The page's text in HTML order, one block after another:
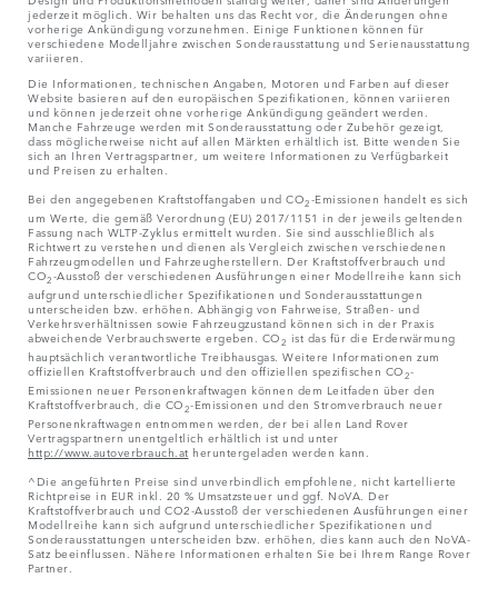
jederzeit möglich. Wir behalten uns das Recht vor, die Änderungen ohne
vorherige Ankündigung vorzunehmen. Einige Funktionen können für
verschiedene Modelljahre zwischen Sonderausstattung und Serienausstattung
variieren.
Die Informationen, technischen Angaben, Motoren und Farben auf dieser
Website basieren auf den europäischen Spezifikationen, können variieren
und können jederzeit ohne vorherige Ankündigung geändert werden.
Manche Fahrzeuge werden mit Sonderausstattung oder Zubehör gezeigt,
dass möglicherweise nicht auf allen Märkten erhältlich ist. Bitte wenden Sie
sich an Ihren Vertragspartner, um weitere Informationen zu Verfügbarkeit
und Preisen zu erhalten.
Bei den angegebenen Kraftstoffangaben und CO2-Emissionen handelt es sich
um Werte, die gemäß Verordnung (EU) 2017/1151 in der jeweils geltenden
Fassung nach WLTP-Zyklus ermittelt wurden. Sie sind ausschließlich als
Richtwert zu verstehen und dienen als Vergleich zwischen verschiedenen
Fahrzeugmodellen und Fahrzeugherstellern. Der Kraftstoffverbrauch und
CO2-Ausstoß der verschiedenen Ausführungen einer Modellreihe kann sich
aufgrund unterschiedlicher Spezifikationen und Sonderausstattungen
unterscheiden bzw. erhöhen. Abhängig von Fahrweise, Straßen- und
Verkehrsverhältnissen sowie Fahrzeugzustand können sich in der Praxis
abweichende Verbrauchswerte ergeben. CO2 ist das für die Erderwärmung
hauptsächlich verantwortliche Treibhausgas. Weitere Informationen zum
offiziellen Kraftstoffverbrauch und den offiziellen spezifischen CO2-
Emissionen neuer Personenkraftwagen können dem Leitfaden über den
Kraftstoffverbrauch, die CO2-Emissionen und den Stromverbrauch neuer
Personenkraftwagen entnommen werden, der bei allen Land Rover
Vertragspartnern unentgeltlich erhältlich ist und unter
http://www.autoverbrauch.at heruntergeladen werden kann.
^Die angeführten Preise sind unverbindlich empfohlene, nicht kartellierte
Richtpreise in EUR inkl. 20 % Umsatzsteuer und ggf. NoVA. Der
Kraftstoffverbrauch und CO2-Ausstoß der verschiedenen Ausführungen einer
Modellreihe kann sich aufgrund unterschiedlicher Spezifikationen und
Sonderausstattungen unterscheiden bzw. erhöhen, dies kann auch den NoVA-
Satz beeinflussen. Nähere Informationen erhalten Sie bei Ihrem Range Rover
Partner.